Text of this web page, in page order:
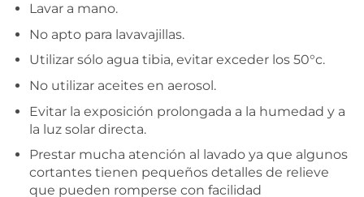
Lavar a mano.
No apto para lavavajillas.
Utilizar sólo agua tibia, evitar exceder los 50°c.
No utilizar aceites en aerosol.
Evitar la exposición prolongada a la humedad y a
la luz solar directa.
Prestar mucha atención al lavado ya que algunos
cortantes tienen pequeños detalles de relieve
que pueden romperse con facilidad